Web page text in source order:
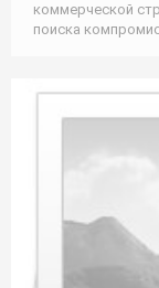
коммерческой
поиска